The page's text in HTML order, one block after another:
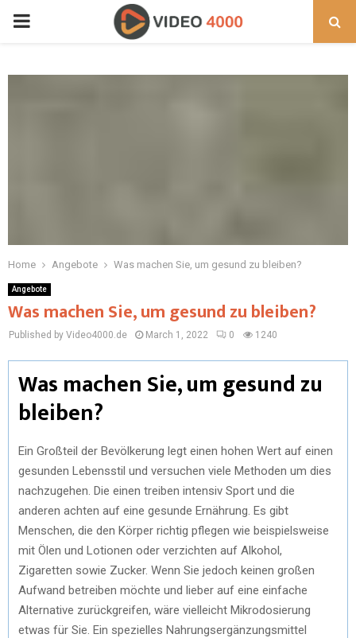
PRIMARY
Home Angebote Was machen Sie, um gesund zu bleiben?
Angebote
Was machen Sie, um gesund zu bleiben?
Published by Video4000.de March 1, 2022 0 1240
Was machen Sie, um gesund zu
bleiben?
Ein Großteil der Bevölkerung legt einen hohen Wert auf einen
gesunden Lebensstil und versuchen viele Methoden um dies
nachzugehen. Die einen treiben intensiv Sport und die
anderen achten auf eine gesunde Ernährung. Es gibt
Menschen, die den Körper richtig pflegen wie beispielsweise
mit Ölen und Lotionen oder verzichten auf Alkohol,
Zigaretten sowie Zucker. Wenn Sie jedoch keinen großen
Aufwand betreiben möchte und lieber auf eine einfache
Alternative zurückgreifen, wäre vielleicht Mikrodosierung
etwas für Sie. Ein spezielles Nahrungsergänzungsmittel